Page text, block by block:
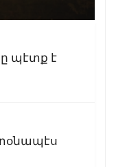
պէտք է